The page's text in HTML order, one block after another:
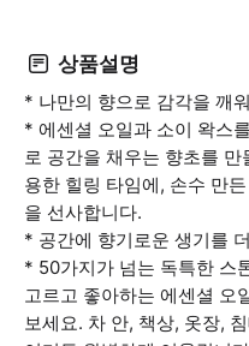
상품설명
* 나만의 향으로 감각을 깨
* 에센셜 오일과 소이 왁스
로 공간을 채우는 향초를
용한 힐링 타임에, 손수 만
을 선사합니다.
* 공간에 향기로운 생기를
* 50가지가 넘는 독특한 스
고르고 좋아하는 에센셜 오
보세요. 차 안, 책상, 옷장,